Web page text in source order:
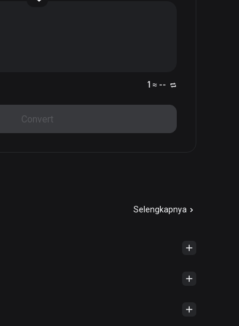
1 ≈ --
Convert
Selengkapnya